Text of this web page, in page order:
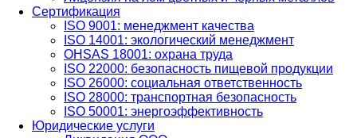
Сертификация
ISO 9001: менеджмент качества
ISO 14001: экологический менеджмент
OHSAS 18001: охрана труда
ISO 22000: безопасность пищевой продукции
ISO 26000: социальная ответственность
ISO 28000: транспортная безопасность
ISO 50001: энергоэффективность
Юридические услуги